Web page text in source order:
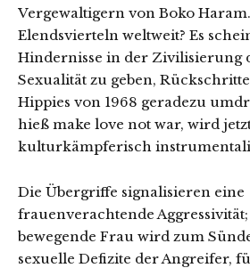
Vergewaltigern von Boko
Elendsvierteln weltweit? Es
Hindernisse in der Zivilisierung
Sexualität zu geben,
Hippies von 1968 geradezu
hieß make love not war, wird
kulturkämpferisch
Die Übergriffe signalisieren eine
frauenverachtende
bewegende Frau wird zum
sexuelle Defizite der Angreifer,